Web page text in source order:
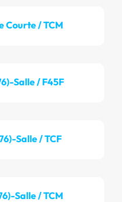
Courte / TCM
Salle / F45F
Salle / TCF
Salle / TCM